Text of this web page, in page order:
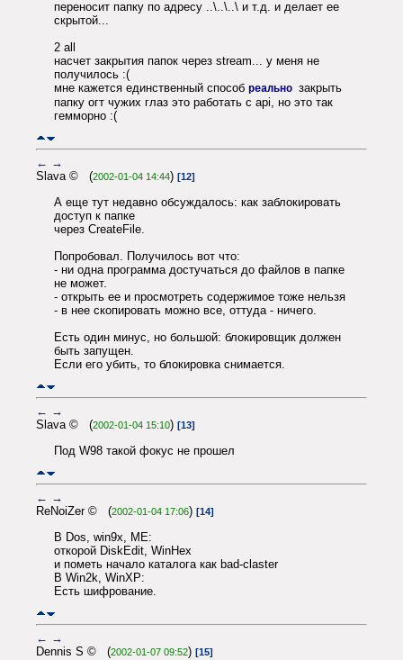
переносит папку по адресу ..\..\..\ и т.д. и делает ее
скрытой...
2 all
насчет закрытия папок через stream... у меня не
получилось :(
мне кажется единственный способ реально закрыть
папку огт чужих глаз это работать с api, но это так
гемморно :(
← →
Slava © (2002-01-04 14:44) [12]
А еще тут недавно обсуждалось: как заблокировать
доступ к папке
через CreateFile.
Попробовал. Получилось вот что:
- ни одна программа достучаться до файлов в папке
не может.
- открыть ее и просмотреть содержимое тоже нельзя
- в нее скопировать можно все, оттуда - ничего.
Есть один минус, но большой: блокировщик должен
быть запущен.
Если его убить, то блокировка снимается.
← →
Slava © (2002-01-04 15:10) [13]
Под W98 такой фокус не прошел
← →
ReNoiZer © (2002-01-04 17:06) [14]
В Dos, win9x, ME:
откорой DiskEdit, WinHex
и пометь начало каталога как bad-claster
В Win2k, WinXP:
Есть шифрование.
← →
Dennis S © (2002-01-07 09:52) [15]